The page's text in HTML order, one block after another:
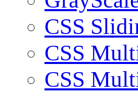
CSS
CSS
CSS